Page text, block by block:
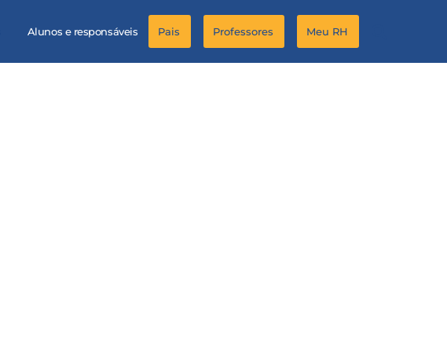
Alunos e responsáveis Pais Professores Meu RH